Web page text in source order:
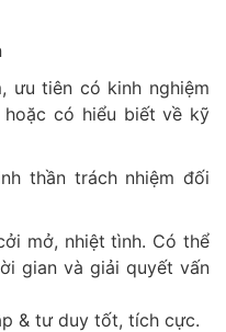
ưu tiên có kinh nghiệm
có hiểu biết về kỹ
thần trách nhiệm đối
mở, nhiệt tình. Có thể
gian và giải quyết vấn
& tư duy tốt, tích cực.